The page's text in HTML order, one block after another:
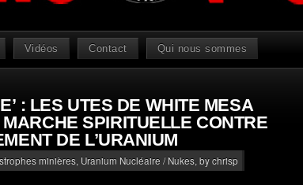
Vidéos Contact Qui nous sommes
: LES UTES DE WHITE MESA
SPIRITUELLE CONTRE
DE L’URANIUM
minières Uranium Nucléaire / Nukes , by chrisp